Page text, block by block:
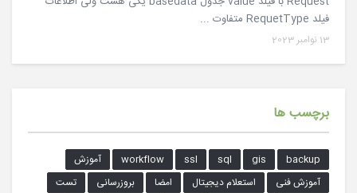
فیلد RequetType متفاوت ...
13 نوامبر 2023
برچسب ها
backup
gis
sql
ssl
workflow
آموزش
آموزش فنی
استعلام دیجیتال امضا بروزرسانی
تست